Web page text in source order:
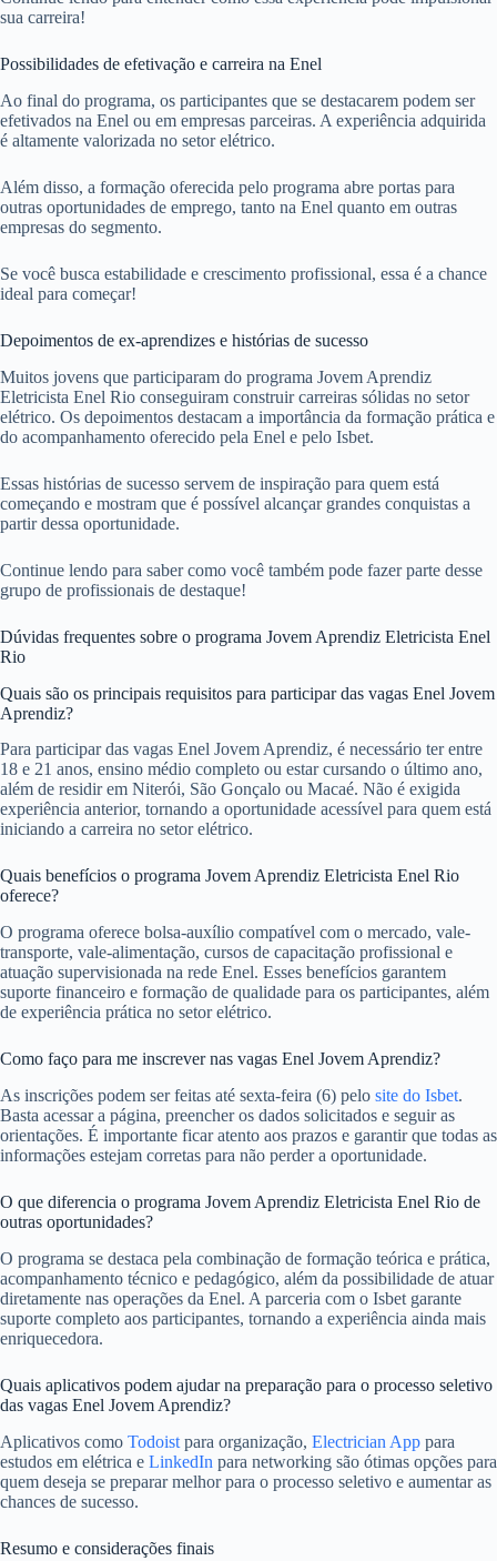
sua carreira!
Possibilidades de efetivação e carreira na Enel
Ao final do programa, os participantes que se destacarem podem ser
efetivados na Enel ou em empresas parceiras. A experiência adquirida
é altamente valorizada no setor elétrico.
Além disso, a formação oferecida pelo programa abre portas para
outras oportunidades de emprego, tanto na Enel quanto em outras
empresas do segmento.
Se você busca estabilidade e crescimento profissional, essa é a chance
ideal para começar!
Depoimentos de ex-aprendizes e histórias de sucesso
Muitos jovens que participaram do programa Jovem Aprendiz
Eletricista Enel Rio conseguiram construir carreiras sólidas no setor
elétrico. Os depoimentos destacam a importância da formação prática e
do acompanhamento oferecido pela Enel e pelo Isbet.
Essas histórias de sucesso servem de inspiração para quem está
começando e mostram que é possível alcançar grandes conquistas a
partir dessa oportunidade.
Continue lendo para saber como você também pode fazer parte desse
grupo de profissionais de destaque!
Dúvidas frequentes sobre o programa Jovem Aprendiz Eletricista Enel
Rio
Quais são os principais requisitos para participar das vagas Enel Jovem
Aprendiz?
Para participar das vagas Enel Jovem Aprendiz, é necessário ter entre
18 e 21 anos, ensino médio completo ou estar cursando o último ano,
além de residir em Niterói, São Gonçalo ou Macaé. Não é exigida
experiência anterior, tornando a oportunidade acessível para quem está
iniciando a carreira no setor elétrico.
Quais benefícios o programa Jovem Aprendiz Eletricista Enel Rio
oferece?
O programa oferece bolsa-auxílio compatível com o mercado, vale-
transporte, vale-alimentação, cursos de capacitação profissional e
atuação supervisionada na rede Enel. Esses benefícios garantem
suporte financeiro e formação de qualidade para os participantes, além
de experiência prática no setor elétrico.
Como faço para me inscrever nas vagas Enel Jovem Aprendiz?
As inscrições podem ser feitas até sexta-feira (6) pelo site do Isbet.
Basta acessar a página, preencher os dados solicitados e seguir as
orientações. É importante ficar atento aos prazos e garantir que todas as
informações estejam corretas para não perder a oportunidade.
O que diferencia o programa Jovem Aprendiz Eletricista Enel Rio de
outras oportunidades?
O programa se destaca pela combinação de formação teórica e prática,
acompanhamento técnico e pedagógico, além da possibilidade de atuar
diretamente nas operações da Enel. A parceria com o Isbet garante
suporte completo aos participantes, tornando a experiência ainda mais
enriquecedora.
Quais aplicativos podem ajudar na preparação para o processo seletivo
das vagas Enel Jovem Aprendiz?
Aplicativos como Todoist para organização, Electrician App para
estudos em elétrica e LinkedIn para networking são ótimas opções para
quem deseja se preparar melhor para o processo seletivo e aumentar as
chances de sucesso.
Resumo e considerações finais